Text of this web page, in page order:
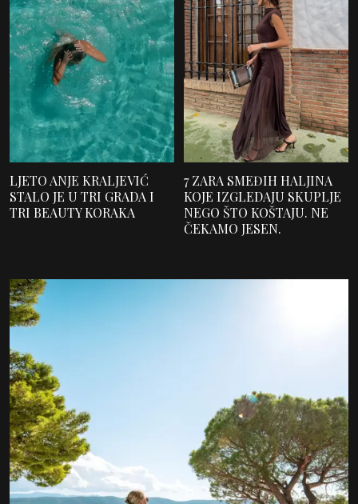
LJETO ANJE KRALJEVIĆ
STALO JE U TRI GRADA I
TRI BEAUTY KORAKA
7 ZARA SMEĐIH HALJINA
KOJE IZGLEDAJU SKUPLJE
NEGO ŠTO KOŠTAJU. NE
ČEKAMO JESEN.